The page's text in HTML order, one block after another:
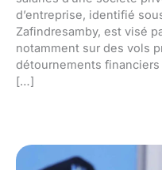
d’entreprise, identifié
Zafindresamby, est visé
notamment sur des vols
détournements
[…]